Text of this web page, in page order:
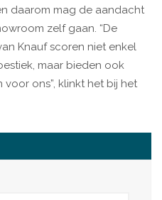
daarom mag de aandacht
zelf gaan. “De
Knauf scoren niet enkel
maar bieden ook
ons”, klinkt het bij het